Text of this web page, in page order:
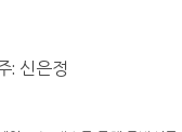
: 신은정